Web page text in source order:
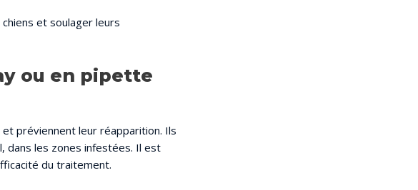
et soulager leurs
ou en pipette
préviennent leur réapparition. Ils
dans les zones infestées. Il est
du traitement.